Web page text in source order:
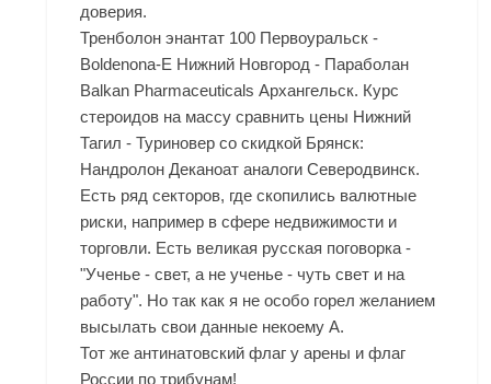
доверия.
Тренболон энантат 100 Первоуральск -
Boldenona-E Нижний Новгород - Параболан
Balkan Pharmaceuticals Архангельск. Курс
стероидов на массу сравнить цены Нижний
Тагил - Туриновер со скидкой Брянск:
Нандролон Деканоат аналоги Северодвинск.
Есть ряд секторов, где скопились валютные
риски, например в сфере недвижимости и
торговли. Есть великая русская поговорка -
"Ученье - свет, а не ученье - чуть свет и на
работу". Но так как я не особо горел желанием
высылать свои данные некоему А.
Тот же антинатовский флаг у арены и флаг
России по трибунам!